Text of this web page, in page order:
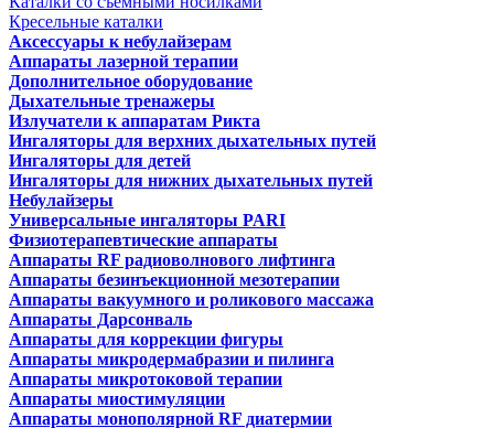
Кресельные каталки
Аксессуары к небулайзерам
Аппараты лазерной терапии
Дополнительное оборудование
Дыхательные тренажеры
Излучатели к аппаратам Рикта
Ингаляторы для верхних дыхательных путей
Ингаляторы для детей
Ингаляторы для нижних дыхательных путей
Небулайзеры
Универсальные ингаляторы PARI
Физиотерапевтические аппараты
Аппараты RF радиоволнового лифтинга
Аппараты безинъекционной мезотерапии
Аппараты вакуумного и роликового массажа
Аппараты Дарсонваль
Аппараты для коррекции фигуры
Аппараты микродермабразии и пилинга
Аппараты микротоковой терапии
Аппараты миостимуляции
Аппараты монополярной RF диатермии